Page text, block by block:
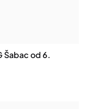
Šabac od 6.